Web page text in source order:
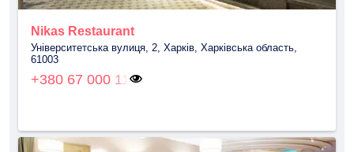
Nikas Restaurant
Університетська вулиця, 2, Харків, Харківська область,
61003
+380 67 000 11